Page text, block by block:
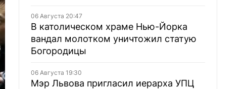
06 Августа 20:47
В католическом храме Нью-Йорка
вандал молотком уничтожил статую
Богородицы
06 Августа 19:30
Мэр Львова пригласил иерарха УПЦ